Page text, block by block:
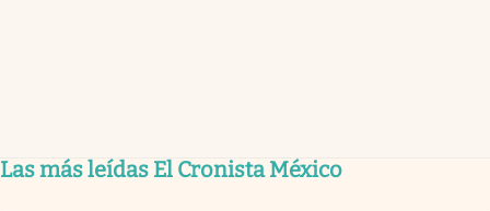
Las más leídas El Cronista México